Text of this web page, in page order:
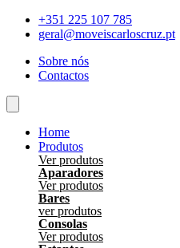
Skip
+351 225 107 785
geral@moveiscarloscruz.pt
Sobre nós
Contactos
Home
Produtos
Ver produtos
Aparadores
Ver produtos
Bares
ver produtos
Consolas
Ver produtos